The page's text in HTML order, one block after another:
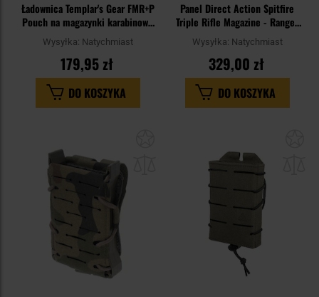
Ładownica Templar's Gear FMR+P
Pouch na magazynki karabinowe
i pistoletowe - wz.93 Pantera PL
Woodland
Wysyłka: Natychmiast
179,95 zł
DO KOSZYKA
Panel Direct Action Spitfire
Triple Rifle Magazine - Ranger
Green
Wysyłka: Natychmiast
329,00 zł
DO KOSZYKA